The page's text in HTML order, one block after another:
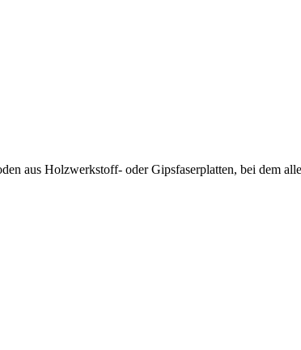
aus Holzwerkstoff- oder Gipsfaserplatten, bei dem